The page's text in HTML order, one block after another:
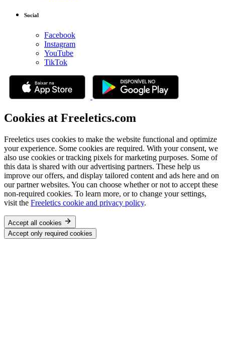
Social
Facebook
Instagram
YouTube
TikTok
Cookies at Freeletics.com
Freeletics uses cookies to make the website functional and optimize
your experience. Some cookies are required. With your consent, we
also use cookies or tracking pixels for marketing purposes. Some of
this data is shared with our advertising partners. These help us
improve our offers, and display tailored content and ads here and on
our partner websites. You can choose whether or not to accept these
non-required cookies. To learn more, or to change your settings,
visit the Freeletics cookie and privacy policy.
Accept all cookies
Accept only required cookies